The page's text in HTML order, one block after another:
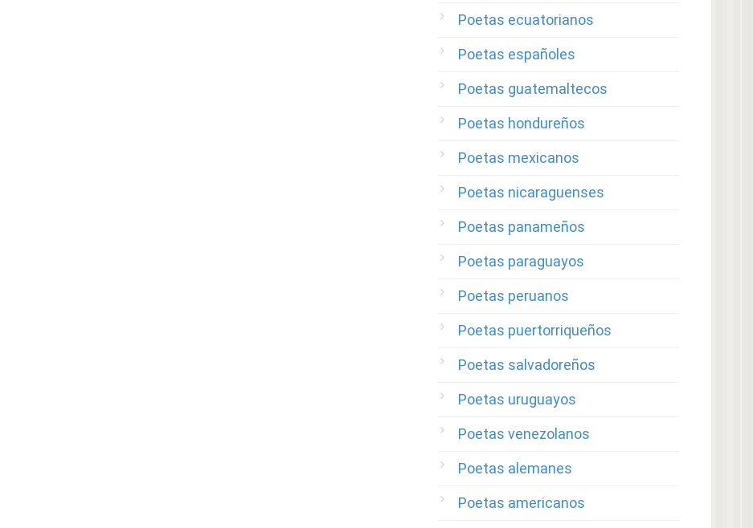
Poetas ecuatorianos
Poetas españoles
Poetas guatemaltecos
Poetas hondureños
Poetas mexicanos
Poetas nicaraguenses
Poetas panameños
Poetas paraguayos
Poetas peruanos
Poetas puertorriqueños
Poetas salvadoreños
Poetas uruguayos
Poetas venezolanos
Poetas alemanes
Poetas americanos